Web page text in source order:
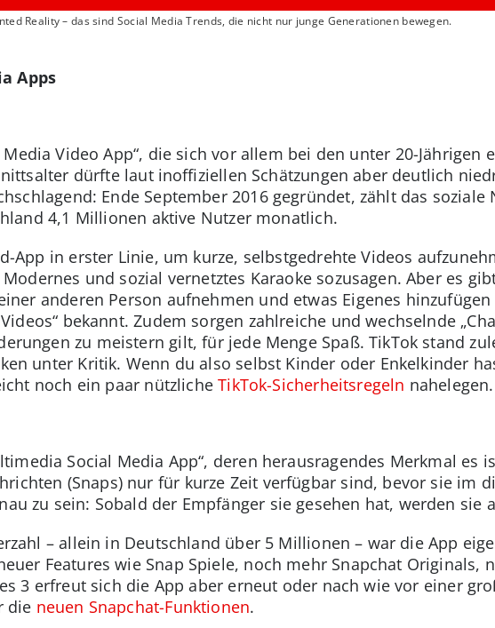
Reality – das sind Social Media Trends, die nicht nur junge Generationen bewegen.
Apps
Media Video App“, die sich vor allem bei den unter 20-Jährigen
dürfte laut inoffiziellen Schätzungen aber deutlich
Ende September 2016 gegründet, zählt das soziale
4,1 Millionen aktive Nutzer monatlich.
App in erster Linie, um kurze, selbstgedrehte Videos
und sozial vernetztes Karaoke sozusagen. Aber es
anderen Person aufnehmen und etwas Eigenes
bekannt. Zudem sorgen zahlreiche und wechselnde
zu meistern gilt, für jede Menge Spaß. TikTok stand
unter Kritik. Wenn du also selbst Kinder oder Enkelkinder
noch ein paar nützlicheTikTok-Sicherheitsregeln nahelegen.
Social Media App“, deren herausragendes Merkmal es
(Snaps) nur für kurze Zeit verfügbar sind, bevor sie im
zu sein: Sobald der Empfänger sie gesehen hat, werden sie
– allein in Deutschland über 5 Millionen – war die App
Features wie Snap Spiele, noch mehr Snapchat Originals,
3 erfreut sich die App aber erneut oder nach wie vor einer
die neuen Snapchat-Funktionen.